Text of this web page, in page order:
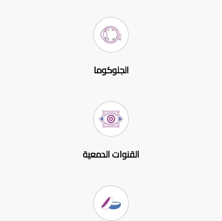
الجلوكوما
القنوات الدمعية